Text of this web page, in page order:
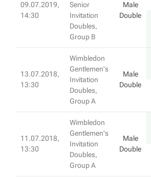
09.07.2019,
14:30
Senior
Invitation
Doubles,
Group B
Male
Double
13.07.2018,
13:30
Wimbledon
Gentlemen's
Invitation
Doubles,
Group A
Male
Double
11.07.2018,
13:30
Wimbledon
Gentlemen's
Invitation
Doubles,
Group A
Male
Double